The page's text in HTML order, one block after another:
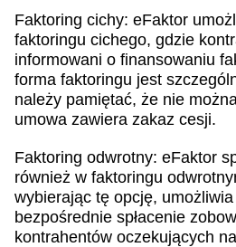
Faktoring cichy: eFaktor
faktoringu cichego, gdzie
informowani o finansowaniu
forma faktoringu jest
należy pamiętać, że nie
umowa zawiera zakaz cesji.
Faktoring odwrotny: eFaktor
również w faktoringu
wybierając tę opcję,
bezpośrednie spłacenie
kontrahentów oczekujących